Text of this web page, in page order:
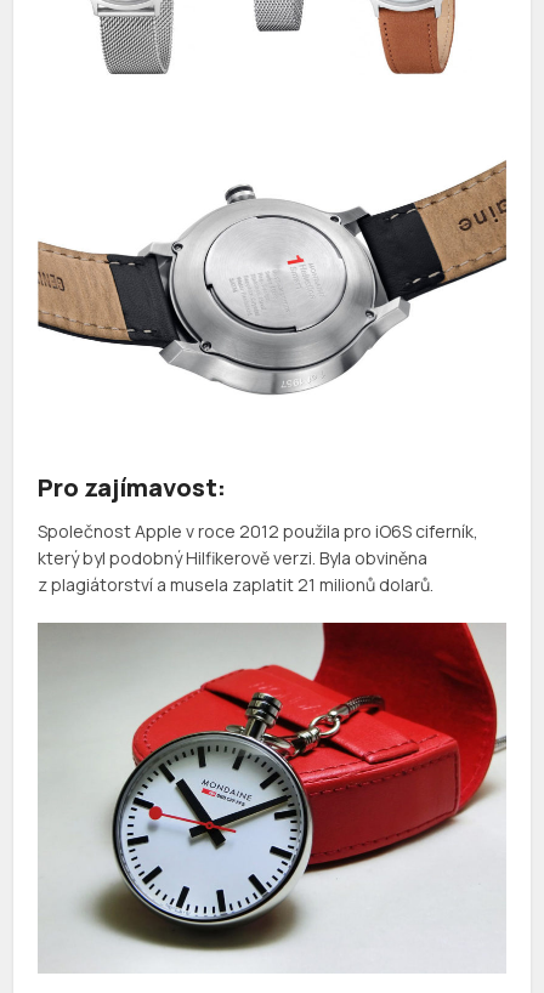
Pro zajímavost:
Společnost Apple v roce 2012 použila pro iO6S ciferník,
který byl podobný Hilfikerově verzi. Byla obviněna
z plagiátorství a musela zaplatit 21 milionů dolarů.